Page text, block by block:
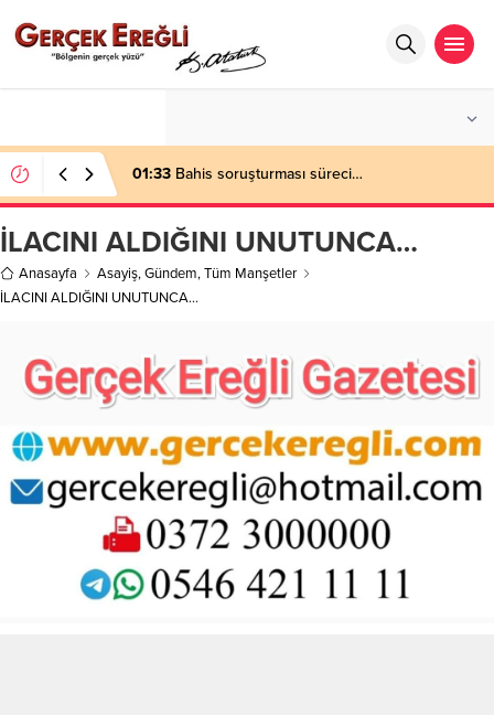
01:33 Bahis soruşturması süreci…
İLACINI ALDIĞINI UNUTUNCA…
Anasayfa Asayiş,Gündem,Tüm Manşetler
İLACINI ALDIĞINI UNUTUNCA…